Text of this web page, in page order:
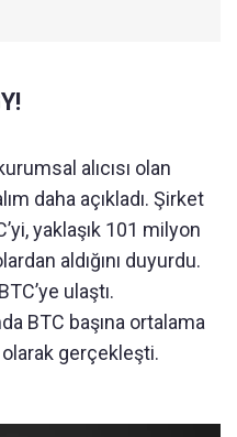
alıcısı olan
daha açıkladı. Şirket
yaklaşık 101 milyon
aldığını duyurdu.
ulaştı.
BTC başına ortalama
gerçekleşti.